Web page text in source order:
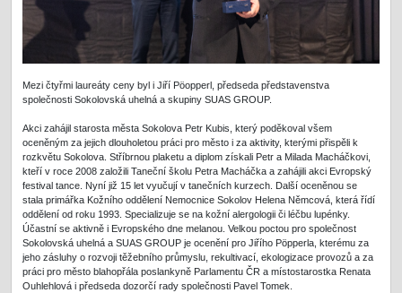
Mezi čtyřmi laureáty ceny byl i Jiří Pöopperl, předseda představenstva
společnosti Sokolovská uhelná a skupiny SUAS GROUP.
Akci zahájil starosta města Sokolova Petr Kubis, který poděkoval všem
oceněným za jejich dlouholetou práci pro město i za aktivity, kterými přispěli k
rozkvětu Sokolova. Stříbrnou plaketu a diplom získali Petr a Milada Macháčkovi,
kteří v roce 2008 založili Taneční školu Petra Macháčka a zahájili akci Evropský
festival tance. Nyní již 15 let vyučují v tanečních kurzech. Další oceněnou se
stala primářka Kožního oddělení Nemocnice Sokolov Helena Němcová, která řídí
oddělení od roku 1993. Specializuje se na kožní alergologii či léčbu lupénky.
Účastní se aktivně i Evropského dne melanou. Velkou poctou pro společnost
Sokolovská uhelná a SUAS GROUP je ocenění pro Jiřího Pöpperla, kterému za
jeho zásluhy o rozvoji těžebního průmyslu, rekultivací, ekologizace provozů a za
práci pro město blahopřála poslankyně Parlamentu ČR a místostarostka Renata
Ouhlehlová i předseda dozorčí rady společnosti Pavel Tomek.